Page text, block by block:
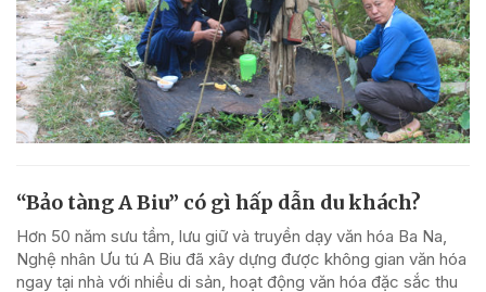
“Bảo tàng A Biu” có gì hấp dẫn du khách?
Hơn 50 năm sưu tầm, lưu giữ và truyền dạy văn hóa Ba Na,
Nghệ nhân Ưu tú A Biu đã xây dựng được không gian văn hóa
ngay tại nhà với nhiều di sản, hoạt động văn hóa đặc sắc thu